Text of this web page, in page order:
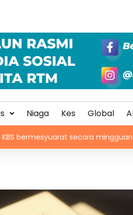
Niaga Kes Global
secara mingguan pastikan